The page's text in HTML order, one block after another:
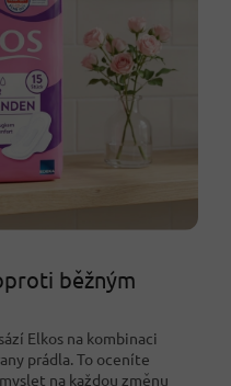
běžným
Elkos na kombinaci
prádla. To oceníte
na každou změnu